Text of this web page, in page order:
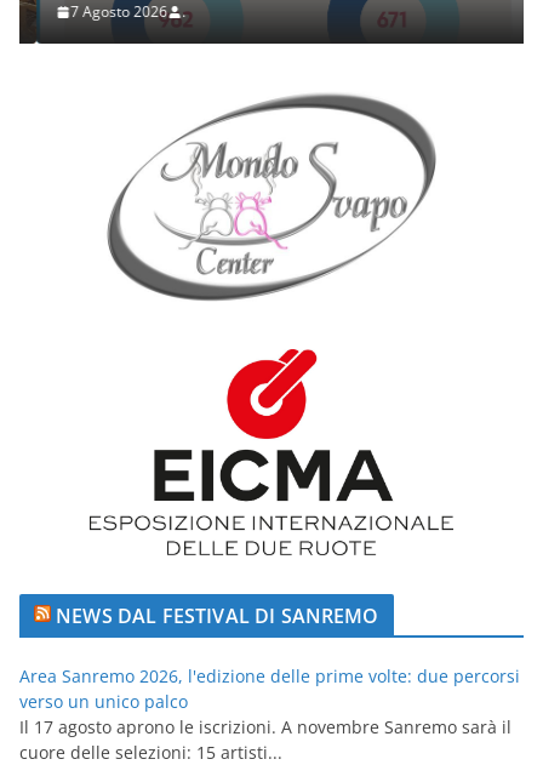
7 Agosto 2026 .
NEWS DAL FESTIVAL DI SANREMO
Area Sanremo 2026, l'edizione delle prime volte: due percorsi
verso un unico palco
Il 17 agosto aprono le iscrizioni. A novembre Sanremo sarà il
cuore delle selezioni: 15 artisti...